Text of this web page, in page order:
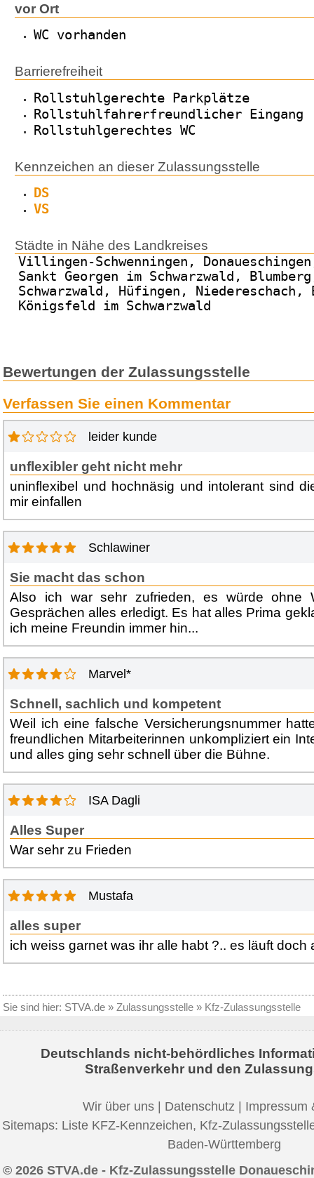
vor Ort
WC vorhanden
Barrierefreiheit
Rollstuhlgerechte Parkplätze
Rollstuhlfahrerfreundlicher Eingang
Rollstuhlgerechtes WC
Kennzeichen an dieser Zulassungsstelle
DS
VS
Städte in Nähe des Landkreises
Villingen-Schwenningen,
Sankt Georgen im Schwarzwald,
Schwarzwald, Hüfingen, Niedereschach,
Königsfeld im Schwarzwald
Bewertungen der Zulassungsstelle
Verfassen Sie einen Kommentar
leider kunde
unflexibler geht nicht mehr
uninflexibel und hochnäsig und intolerant sind
mir einfallen
Schlawiner
Sie macht das schon
Also ich war sehr zufrieden, es würde ohne
Gesprächen alles erledigt. Es hat alles Prima
ich meine Freundin immer hin...
Marvel*
Schnell, sachlich und kompetent
Weil ich eine falsche Versicherungsnummer
freundlichen Mitarbeiterinnen unkompliziert ein
und alles ging sehr schnell über die Bühne.
ISA Dagli
Alles Super
War sehr zu Frieden
Mustafa
alles super
ich weiss garnet was ihr alle habt ?.. es läuft doch
Sie sind hier: STVA.de » Zulassungsstelle » Kfz-Zulassungsstelle
Deutschlands nicht-behördliches
Straßenverkehr und den
Wir über uns Datenschutz
Impressum
Sitemaps: Liste KFZ-Kennzeichen, Kfz-
Baden-Württemberg
© 2026 STVA.de - Kfz-Zulassungsstelle